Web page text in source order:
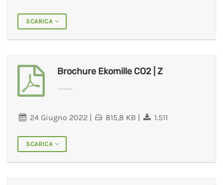
SCARICA
Brochure Ekomille CO2 | Z
24 Giugno 2022| 815,8 KB | 1.511
SCARICA